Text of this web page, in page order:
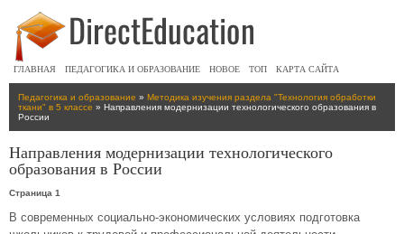
ГЛАВНАЯ ПЕДАГОГИКА И ОБРАЗОВАНИЕ НОВОЕ ТОП КАРТА САЙТА
Педагогика и образование » Методика изучения раздела "Технология обработки
ткани" в 5 классе » Направления модернизации технологического образования в
России
Направления модернизации технологического
образования в России
Страница 1
В современных социально-экономических условиях подготовка